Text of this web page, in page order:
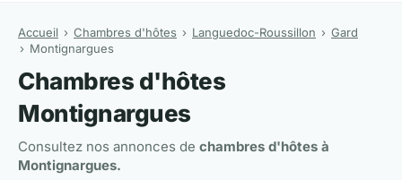
Accueil Chambres d'hôtes Languedoc-Roussillon
Gard
Montignargues
Chambres d'hôtes
Montignargues
Consultez nos annonces de chambres d'hôtes à
Montignargues.